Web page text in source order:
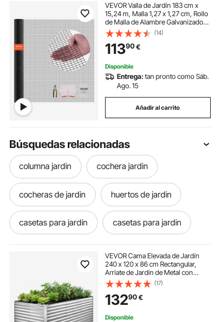
VEVOR Valla de Jardín 183 cm x
15,24 m, Malla 1,27 x 1,27 cm, Rollo
de Malla de Alambre Galvanizado
de φ1,06 mm, para Gallinero
Recubierta de Vinilo, para Plantas
de Jardín y Jaulas para Conejos
(14)
11390€
Disponible
Entrega:tan pronto como Sáb.
Ago. 15
Añadir al carrito
Búsquedas relacionadas
columna jardin cochera jardin
cocheras de jardin huertos de jardin
casetas para jardín casetas para jardin
huertos en el jardin huerto jardín
jardin rastrillo baúl jardín
VEVOR Cama Elevada de Jardín
240 x 120 x 86 cm Rectangular,
Arriate de Jardín de Metal con
Fondo Abierto, para Cultivo de
Flores Plantas Verduras con
Accesorios para Terraza Patio
Balcón, Plateado
(17)
13290€
Disponible